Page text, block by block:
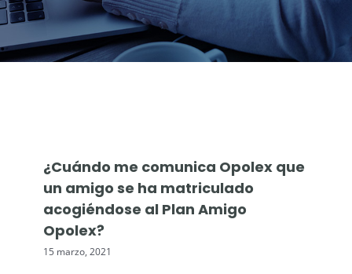
¿Cuándo me comunica Opolex que
un amigo se ha matriculado
acogiéndose al Plan Amigo
Opolex?
15 marzo, 2021